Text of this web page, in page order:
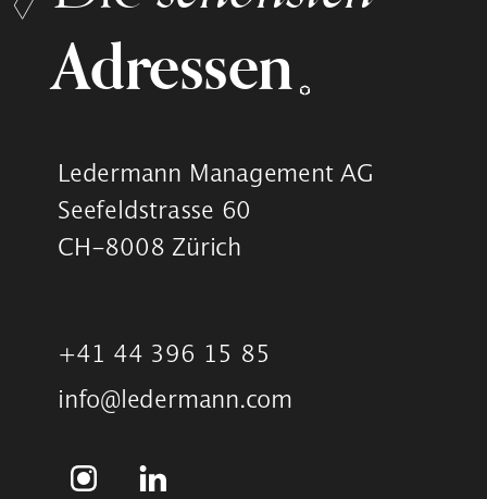
Adressen
Ledermann Management AG
Seefeldstrasse 60
CH-8008 Zürich
+41 44 396 15 85
info@ledermann.com